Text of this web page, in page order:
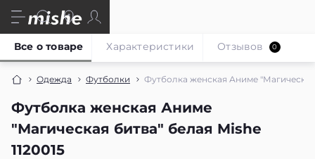
Одежда Футболки Футболка женская Аниме "Магическая
Футболка женская Аниме
"Магическая битва" белая Mishe
1120015
Все о товаре Характеристики Отзывов 0